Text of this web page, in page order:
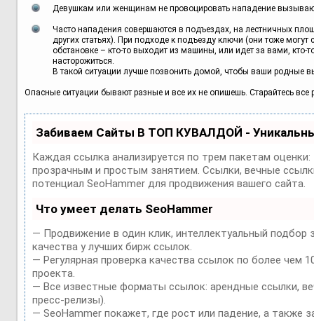
Девушкам или женщинам не провоцировать нападение
Часто нападения совершаются в подъездах, на лестничных
других статьях). При подходе к подъезду ключи (они тоже
обстановке – кто-то выходит из машины, или идет за вами,
насторожиться.
В такой ситуации лучше позвонить домой, чтобы ваши родные
Опасные ситуации бывают разные и все их не опишешь. Старайтесь
Забиваем Сайты В ТОП КУВАЛДОЙ -
Каждая ссылка анализируется по трем пакетам оценки:
прозрачным и простым занятием. Ссылки, вечные
потенциал SeoHammer для продвижения вашего сайта.
Что умеет делать SeoHammer
— Продвижение в один клик, интеллектуальный
качества у лучших бирж ссылок.
— Регулярная проверка качества ссылок по более чем
проекта.
— Все известные форматы ссылок: арендные ссылки,
пресс-релизы).
— SeoHammer покажет, где рост или падение, а также